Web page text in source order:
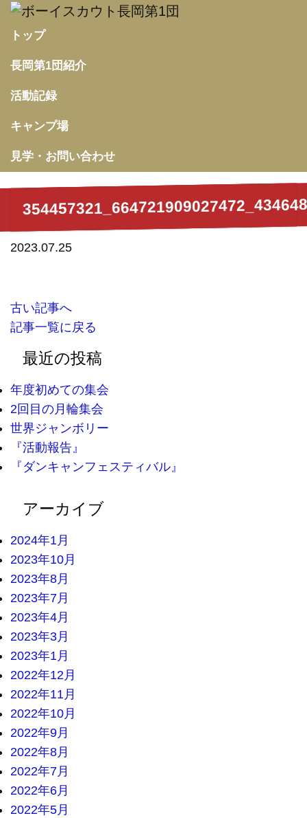
トップ
長岡第1団紹介
活動記録
キャンプ場
見学・お問い合わせ
2023.07.25
古い記事へ
記事一覧に戻る
最近の投稿
年度初めての集会
2回目の月輪集会
世界ジャンボリー
『活動報告』
『ダンキャンフェスティバル』
アーカイブ
2024年1月
2023年10月
2023年8月
2023年7月
2023年4月
2023年3月
2023年1月
2022年12月
2022年11月
2022年10月
2022年9月
2022年8月
2022年7月
2022年6月
2022年5月